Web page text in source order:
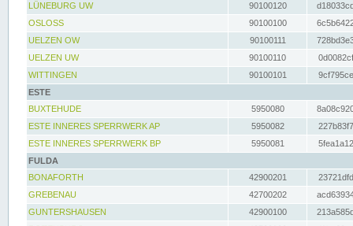
LÜNEBURG UW
90100120
OSLOSS
90100100
UELZEN OW
90100111
UELZEN UW
90100110
WITTINGEN
90100101
ESTE
BUXTEHUDE
5950080
ESTE INNERES SPERRWERK AP
5950082
ESTE INNERES SPERRWERK BP
5950081
FULDA
BONAFORTH
42900201
GREBENAU
42700202
GUNTERSHAUSEN
42900100